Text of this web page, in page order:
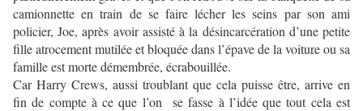
camionnette en train de se faire lécher les seins par son ami
policier, Joe, après avoir assisté à la désincarcération d’une petite
fille atrocement mutilée et bloquée dans l’épave de la voiture ou sa
famille est morte démembrée, écrabouillée.
Car Harry Crews, aussi troublant que cela puisse être, arrive en
fin de compte à ce que l’on se fasse à l’idée que tout cela est